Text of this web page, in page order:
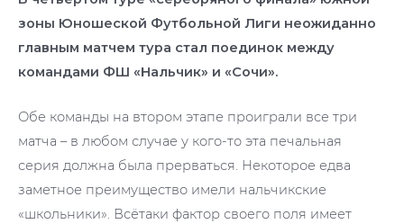
зоны Юношеской Футбольной Лиги неожиданно
главным матчем тура стал поединок между
командами ФШ «Нальчик» и «Сочи».
Обе команды на втором этапе проиграли все три
матча – в любом случае у кого-то эта печальная
серия должна была прерваться. Некоторое едва
заметное преимущество имели нальчикские
«школьники». Всётаки фактор своего поля имеет